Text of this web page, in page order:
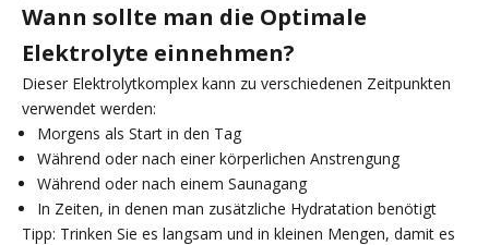
Wann sollte man die Optimale
Elektrolyte einnehmen?
Dieser Elektrolytkomplex kann zu verschiedenen Zeitpunkten
verwendet werden:
Morgens als Start in den Tag
Während oder nach einer körperlichen Anstrengung
Während oder nach einem Saunagang
In Zeiten, in denen man zusätzliche Hydratation benötigt
Tipp: Trinken Sie es langsam und in kleinen Mengen, damit es